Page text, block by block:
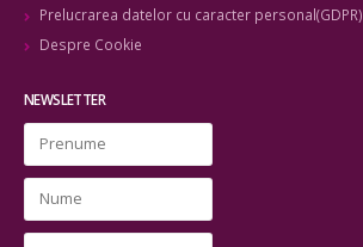
Prelucrarea datelor cu caracter personal(GDPR)
Despre Cookie
NEWSLETTER